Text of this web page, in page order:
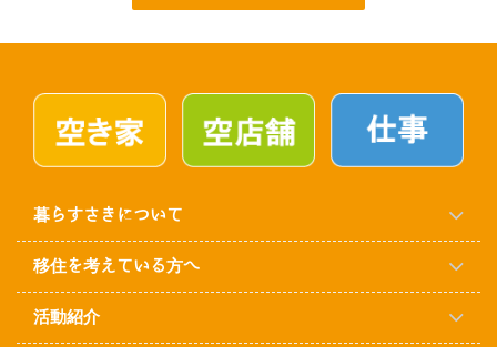
暮らすさきについて
移住を考えている方へ
活動紹介